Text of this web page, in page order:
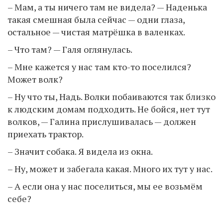
– Мам, а ты ничего там не видела? — Наденька
такая смешная была сейчас — одни глаза,
остальное — чистая матрёшка в валенках.
– Что там? — Галя оглянулась.
– Мне кажется у нас там кто-то поселился?
Может волк?
– Ну что ты, Надь. Волки побаиваются так близко
к людским домам подходить. Не бойся, нет тут
волков, — Галина прислушивалась — должен
приехать трактор.
– Значит собака. Я видела из окна.
– Ну, может и забегала какая. Много их тут у нас.
– А если она у нас поселиться, мы ее возьмём
себе?